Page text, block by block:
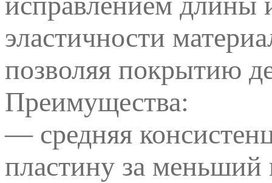
эластичности
позволяя покрытию
Преимущества:
— средняя
пластину за меньший